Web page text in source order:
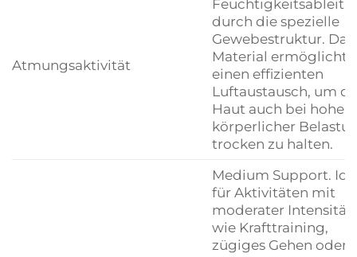
Atmungsaktivität
durch die spezielle
Gewebestruktur. Das
Material ermöglicht
einen effizienten
Luftaustausch, um
Haut auch bei hoher
körperlicher
trocken zu halten.
Medium Support.
für Aktivitäten mit
moderater Intensität
wie Krafttraining,
zügiges Gehen oder